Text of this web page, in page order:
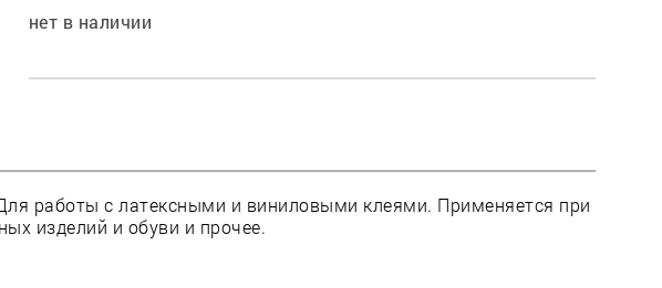
нет в наличии
работы с латексными и виниловыми клеями. Применяется при
изделий и обуви и прочее.